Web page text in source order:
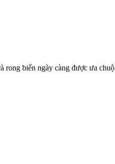
rong biển ngày càng được ưa